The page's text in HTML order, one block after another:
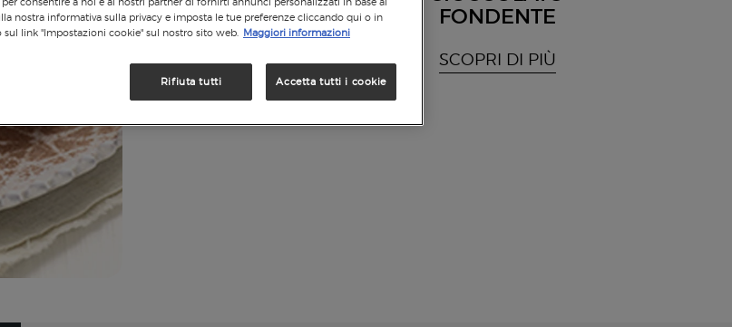
FONDENTE
SCOPRI DI PIÙ
nostra informativa sulla privacy e imposta le tue preferenze cliccando qui o in
link "Impostazioni cookie" sul nostro sito web. Maggiori informazioni
Rifiuta tutti Accetta tutti i cookie